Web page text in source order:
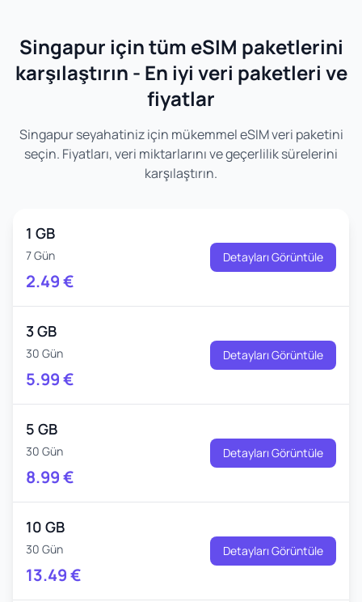
Singapur için tüm eSIM paketlerini
karşılaştırın - En iyi veri paketleri ve
fiyatlar
Singapur seyahatiniz için mükemmel eSIM veri paketini
seçin. Fiyatları, veri miktarlarını ve geçerlilik sürelerini
karşılaştırın.
1 GB
7 Gün
2.49€
Detayları Görüntüle
3 GB
30 Gün
5.99€
Detayları Görüntüle
5 GB
30 Gün
8.99€
Detayları Görüntüle
10 GB
30 Gün
13.49€
Detayları Görüntüle